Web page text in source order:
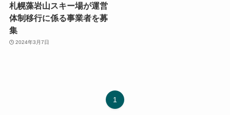
札幌藻岩山スキー場が運営
体制移行に係る事業者を募
集
2024年3月7日
1